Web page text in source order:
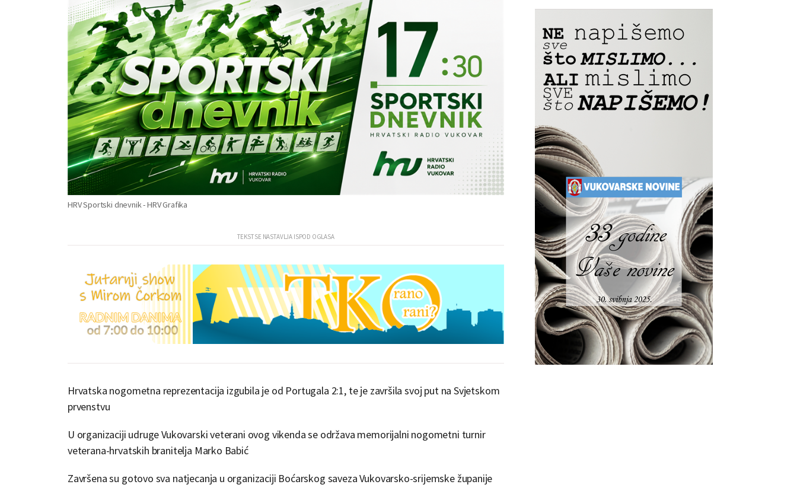
HRV Sportski dnevnik - HRV Grafika
Hrvatska nogometna reprezentacija izgubila je od Portugala 2:1, te je završila svoj put na Svjetskom
prvenstvu
U organizaciji udruge Vukovarski veterani ovog vikenda se održava memorijalni nogometni turnir
veterana-hrvatskih branitelja Marko Babić
Završena su gotovo sva natjecanja u organizaciji Boćarskog saveza Vukovarsko-srijemske županije